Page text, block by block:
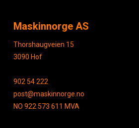
Maskinnorge AS
Thorshaugveien 15
3090 Hof
902 54 222
post@maskinnorge.no
NO 922 573 611 MVA